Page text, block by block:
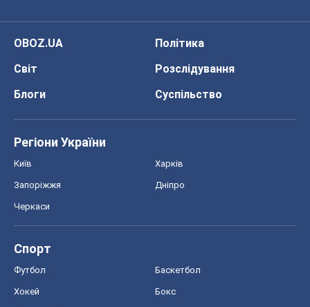
OBOZ.UA
Політика
Світ
Розслідування
Блоги
Суспільство
Регіони України
Київ Харків
Запоріжжя Дніпро
Черкаси
Спорт
Футбол Баскетбол
Хокей Бокс